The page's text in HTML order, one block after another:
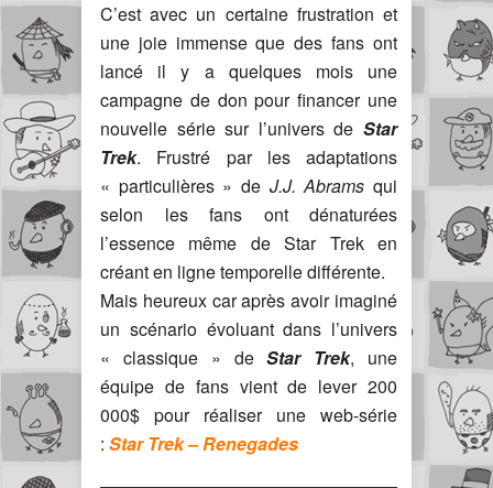
C’est avec un certaine frustration et
une joie immense que des fans ont
lancé il y a quelques mois une
campagne de don pour financer une
nouvelle série sur l’univers de Star
Trek. Frustré par les adaptations
« particulières » de J.J. Abrams qui
selon les fans ont dénaturées
l’essence même de Star Trek en
créant en ligne temporelle différente.
Mais heureux car après avoir imaginé
un scénario évoluant dans l’univers
« classique » deStar Trek, une
équipe de fans vient de lever 200
000$ pour réaliser une web-série
: Star Trek – Renegades